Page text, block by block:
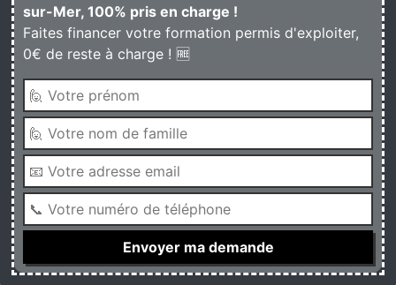
sur-Mer, 100% pris en charge !
Faites financer votre formation permis d'exploiter,
0€ de reste à charge ! 🆓